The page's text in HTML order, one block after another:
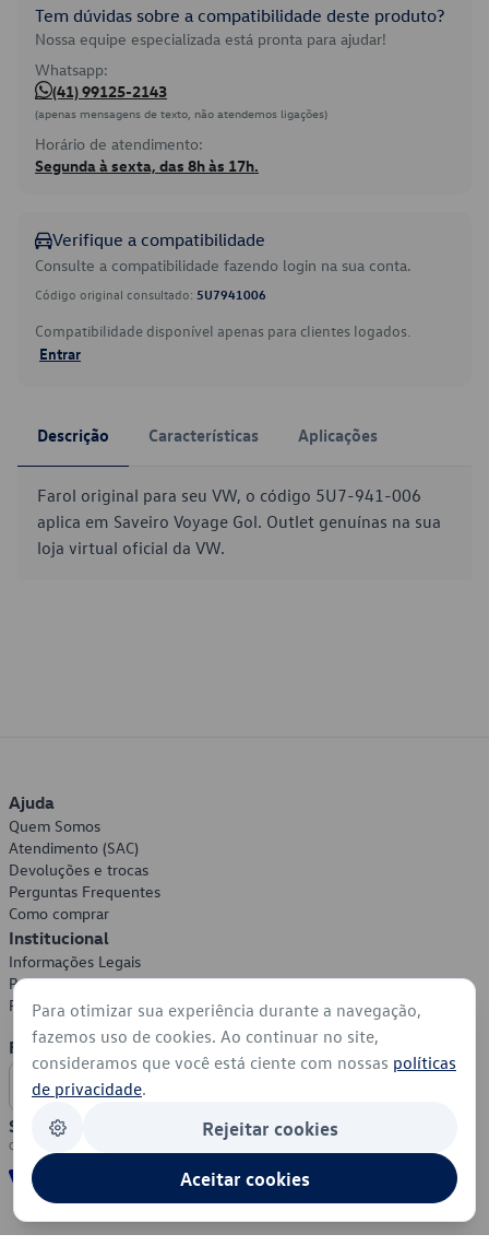
Tem dúvidas sobre a compatibilidade deste produto?
Nossa equipe especializada está pronta para ajudar!
Whatsapp:
(41) 99125-2143
(apenas mensagens de texto, não atendemos ligações)
Horário de atendimento:
Segunda à sexta, das 8h às 17h.
Verifique a compatibilidade
Consulte a compatibilidade fazendo login na sua conta.
Código original consultado: 5U7941006
Compatibilidade disponível apenas para clientes logados.
Entrar
Descrição Características Aplicações
Farol original para seu VW, o código 5U7-941-006
aplica em Saveiro Voyage Gol. Outlet genuínas na sua
loja virtual oficial da VW.
Ajuda
Quem Somos
Atendimento (SAC)
Devoluções e trocas
Perguntas Frequentes
Como comprar
Institucional
Informações Legais
Política de Privacidade
Política de Cookies
Formas de Pagamento
Segurança
Para otimizar sua experiência durante a navegação,
fazemos uso de cookies. Ao continuar no site,
consideramos que você está ciente com nossas políticas
de privacidade.
Rejeitar cookies
Aceitar cookies